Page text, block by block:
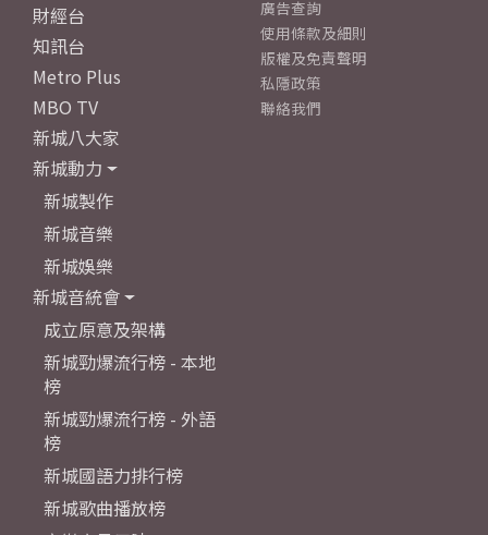
財經台
知訊台
Metro Plus
MBO TV
新城八大家
新城動力
新城製作
新城音樂
新城娛樂
新城音統會
成立原意及架構
新城勁爆流行榜 - 本地
榜
新城勁爆流行榜 - 外語
榜
新城國語力排行榜
新城歌曲播放榜
廣告查詢
使用條款及細則
版權及免責聲明
私隱政策
聯絡我們